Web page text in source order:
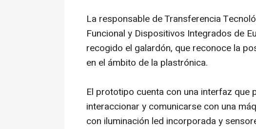
La responsable de Transferencia
Funcional y Dispositivos Integrados de
recogido el galardón, que reconoce la
en el ámbito de la plastrónica.
El prototipo cuenta con una interfaz que
interaccionar y comunicarse con una
con iluminación led incorporada y